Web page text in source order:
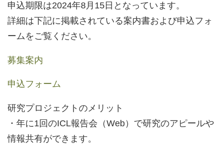
申込期限は2024年8月15日となっています。
詳細は下記に掲載されている案内書および申込フォ
ームをご覧ください。
募集案内
申込フォーム
研究プロジェクトのメリット
・年に1回のICL報告会（Web）で研究のアピールや
情報共有ができます。